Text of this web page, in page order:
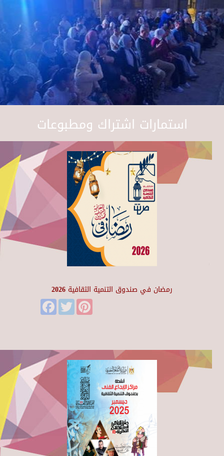
استمارات اشتراك ومطبوعات
رمضان في صندوق التنمية الثقافية 2026
FacebookTwitter